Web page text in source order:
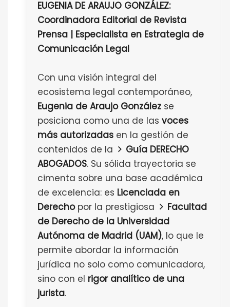
EUGENIA DE ARAUJO GONZÁLEZ:
Coordinadora Editorial de Revista
Prensa | Especialista en Estrategia de
Comunicación Legal
Con una visión integral del
ecosistema legal contemporáneo,
Eugenia de Araujo González se
posiciona como una de las voces
más autorizadas en la gestión de
contenidos de la
Guía DERECHO
ABOGADOS. Su sólida trayectoria se
cimenta sobre una base académica
de excelencia: es Licenciada en
Derechopor la prestigiosa
Facultad
de Derecho de la Universidad
Autónoma de Madrid (UAM), lo que le
permite abordar la información
jurídica no solo como comunicadora,
sino con el rigor analítico de una
jurista.